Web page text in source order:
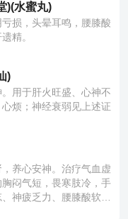
)(水蜜丸)
损，头晕耳鸣，腰膝酸
精。
)
用于肝火旺盛、心神不
烦；神经衰弱见上述证
养心安神。治疗气血虚
闷气短，畏寒肢冷，手
神疲乏力、腰膝酸软也